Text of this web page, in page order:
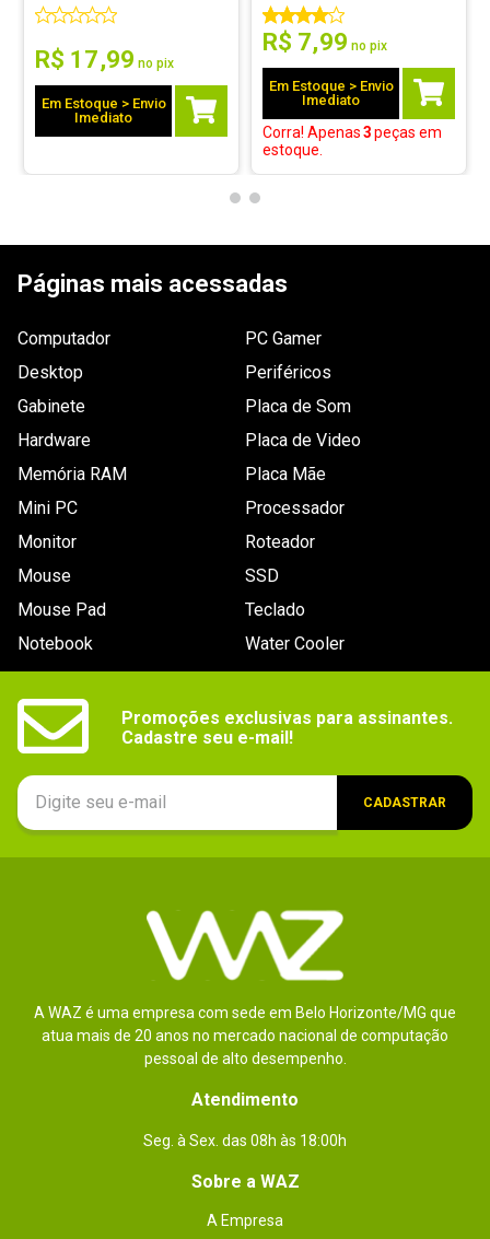
Ótimo cabo, resistente e atendeu bem
a minha necessidade.
Por Gesley V. De: Belo Horizonte - MG
0
1 - 1de1
R$ 17,99 no pix
Em Estoque > Envio
Imediato
R$ 7,99 no pix
Em Estoque > Envio
Imediato
Corra! Apenas3peças em
estoque.
Páginas mais acessadas
Computador
Desktop
Gabinete
Hardware
Memória RAM
Mini PC
Monitor
Mouse
Mouse Pad
Notebook
PC Gamer
Periféricos
Placa de Som
Placa de Video
Placa Mãe
Processador
Roteador
SSD
Teclado
Water Cooler
Promoções exclusivas para assinantes.
Cadastre seu e-mail!
CADASTRAR
A WAZ é uma empresa com sede em Belo Horizonte/MG que
atua mais de 20 anos no mercado nacional de computação
pessoal de alto desempenho.
Atendimento
Seg. à Sex. das 08h às 18:00h
Sobre a WAZ
A Empresa